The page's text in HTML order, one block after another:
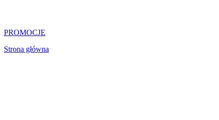
PROMOCJE
Strona główna